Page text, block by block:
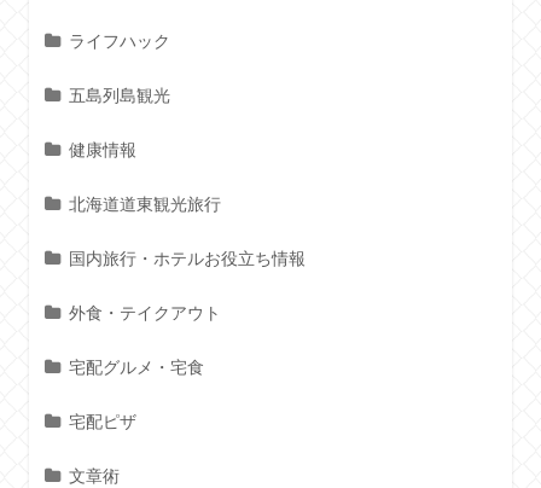
ライフハック
五島列島観光
健康情報
北海道道東観光旅行
国内旅行・ホテルお役立ち情報
外食・テイクアウト
宅配グルメ・宅食
宅配ピザ
文章術